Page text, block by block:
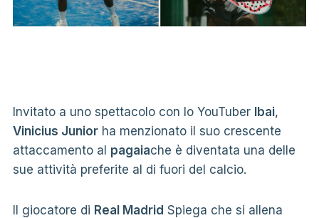
Invitato a uno spettacolo con lo YouTuber Ibai,
Vinicius Juniorha menzionato il suo crescente
attaccamento al pagaiache è diventata una delle
sue attività preferite al di fuori del calcio.
Il giocatore di Real Madrid Spiega che si allena